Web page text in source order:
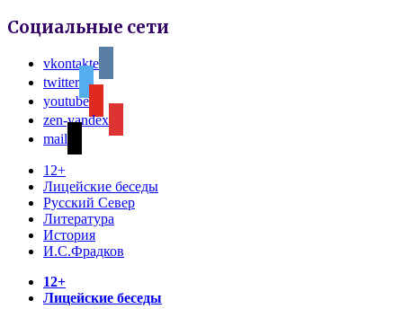
Социальные сети
vkontakte
twitter
youtube
zen-yandex
mail
12+
Лицейские беседы
Русский Север
Литература
История
И.С.Фрадков
12+
Лицейские беседы